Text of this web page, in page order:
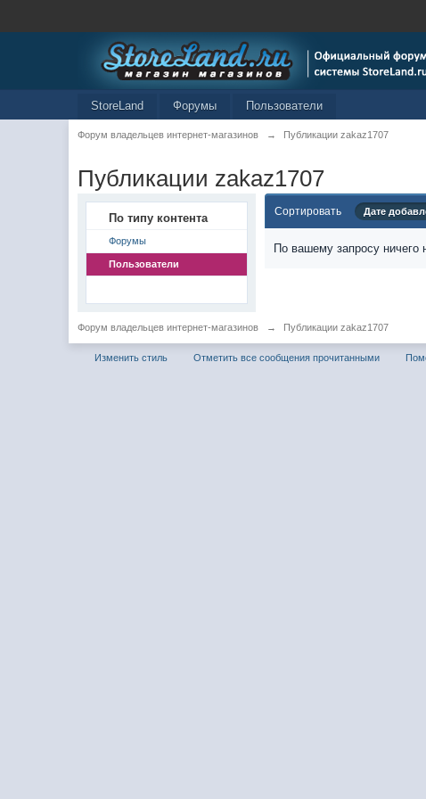
StoreLand Форумы Пользователи
Форум владельцев интернет-магазинов → Публикации zakaz1707
Публикации zakaz1707
По типу контента
Форумы
Пользователи
Сортировать Дате
По вашему запросу ничего
Форум владельцев интернет-магазинов → Публикации zakaz1707
Изменить стиль Отметить все сообщения прочитанными